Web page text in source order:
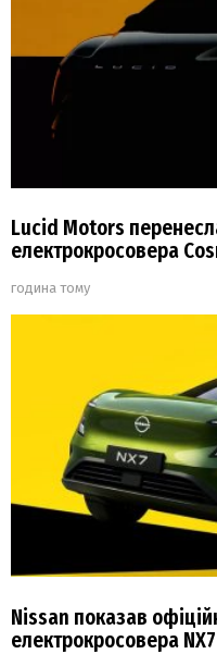
Lucid Motors
електрокросовера
година тому
Nissan показав
електрокросовера NX7